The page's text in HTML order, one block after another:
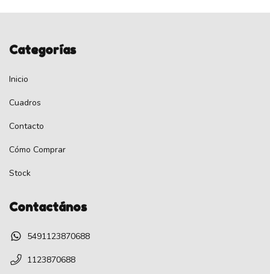
Categorías
Inicio
Cuadros
Contacto
Cómo Comprar
Stock
Contactános
5491123870688
1123870688